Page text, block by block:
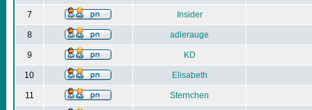
7 Insider
8 adlerauge
9 KD
10 Elisabeth
11 Sternchen